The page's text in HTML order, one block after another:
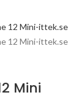
Mini